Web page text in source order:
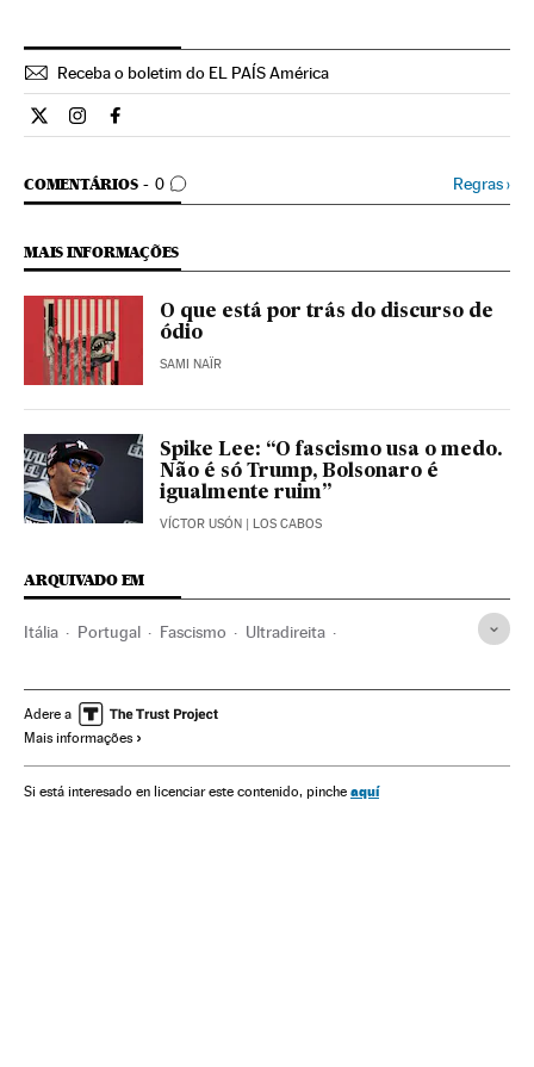
Receba o boletim do EL PAÍS América
Internacional El País Brasil en Twitter
Internacional El País Brasil en Instagram
Internacional El País Brasil en Facebook
COMENTÁRIOS 0
COMENTÁRIOS Regras›
MAIS INFORMAÇÕES
O que está por trás do discurso de
ódio
SAMI NAÏR
Spike Lee: “O fascismo usa o medo.
Não é só Trump, Bolsonaro é
igualmente ruim”
VÍCTOR USÓN | LOS CABOS
ARQUIVADO EM
Itália Portugal Fascismo Ultradireita
Organizações internacionais
Relações exteriores
Adere a
Mais informações
Si está interesado en licenciar este contenido, pinche aquí